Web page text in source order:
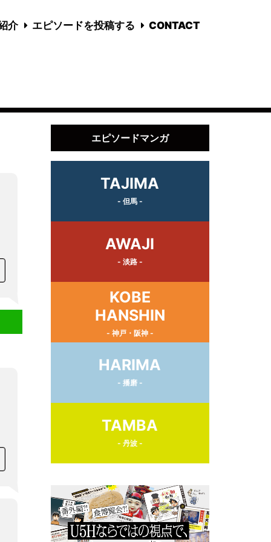
介 エピソードを投稿する CONTACT
エピソードマンガ
TAJIMA
- 但馬 -
AWAJI
- 淡路 -
KOBE
HANSHIN
- 神戸・阪神 -
HARIMA
- 播磨 -
TAMBA
- 丹波 -